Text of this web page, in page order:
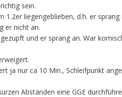
sein.
liegengeblieben, d.h. er sprang
er nicht an.
und er sprang an. War
ja nur ca 10 Min., Schleifpunkt
Abständen eine GGE